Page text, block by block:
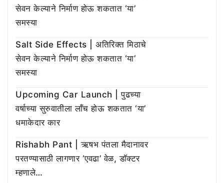
सेवन केल्याने निर्माण होऊ शकतात ‘या’
समस्या
Salt Side Effects | अतिरिक्त मिठाचे
सेवन केल्याने निर्माण होऊ शकतात ‘या’
समस्या
Upcoming Car Launch | पुढच्या
वर्षाच्या सुरुवातीला लाँच होऊ शकतात ‘या’
धमाकेदार कार
Rishabh Pant | ऋषभ पंतला मैदानावर
परतण्यासाठी लागणार ‘एवढा’ वेळ, डॉक्टर
म्हणाले…